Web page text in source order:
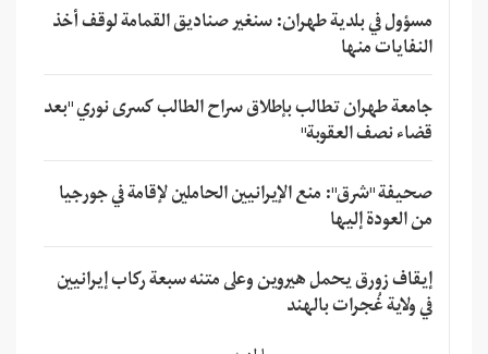
مسؤول في بلدية طهران: سنغير صناديق القمامة لوقف أخذ
النفايات منها
جامعة طهران تطالب بإطلاق سراح الطالب كسرى نوري "بعد
قضاء نصف العقوبة"
صحيفة "شرق": منع الإيرانيين الحاملين لإقامة في جورجيا
من العودة إليها
إيقاف زورق يحمل هيروين وعلى متنه سبعة ركاب إيرانيين
في ولاية غُجرات بالهند